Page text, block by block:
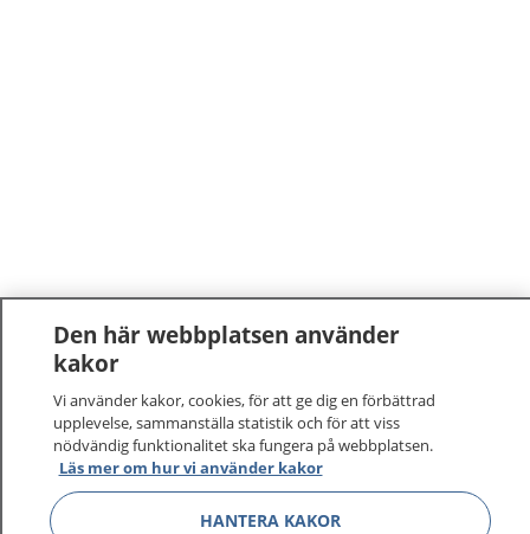
Den här webbplatsen använder
kakor
Vi använder kakor, cookies, för att ge dig en förbättrad
upplevelse, sammanställa statistik och för att viss
nödvändig funktionalitet ska fungera på webbplatsen.
Läs mer om hur vi använder kakor
HANTERA KAKOR